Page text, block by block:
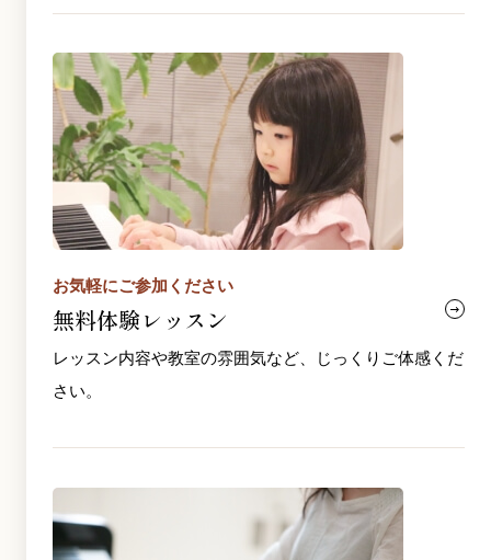
お気軽にご参加ください
無料体験レッスン
レッスン内容や教室の雰囲気など、じっくりご体感くだ
さい。